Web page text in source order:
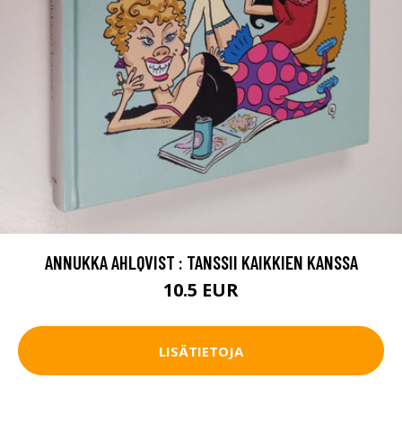
ANNUKKA AHLQVIST : TANSSII KAIKKIEN KANSSA
10.5 EUR
LISÄTIETOJA